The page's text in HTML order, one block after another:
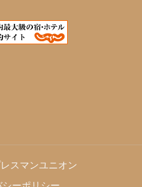
スマンユニオン